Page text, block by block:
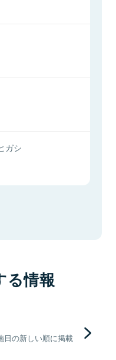
ガシ
る情報
日の新しい順に掲載